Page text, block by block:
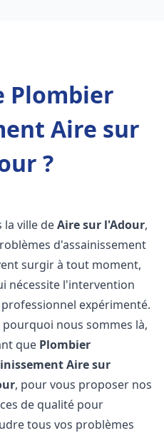
Plombier
Aire sur
?
la ville deAire sur l'Adour,
d'assainissement
surgir à tout moment,
nécessite l'intervention
expérimenté.
pourquoi nous sommes là,
que Plombier
Aire sur
, pour vous proposer nos
de qualité pour
tous vos problèmes